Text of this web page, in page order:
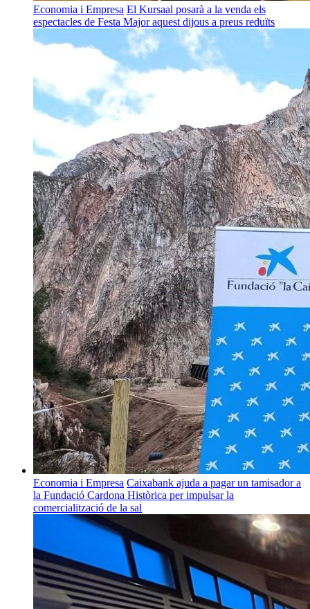
Economia i Empresa El Kursaal posarà a la venda els
espectacles de Festa Major aquest dijous a preus reduïts
Economia i Empresa Caixabank ajuda a pagar un tamisador a
la Fundació Cardona Històrica per impulsar la
comercialització de la sal